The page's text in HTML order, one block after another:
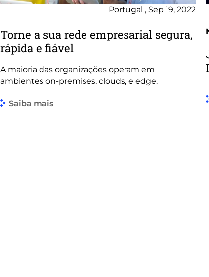
Portugal , Sep 19, 2022
Torne a sua rede empresarial segura,
rápida e fiável
A maioria das organizações operam em
ambientes on-premises, clouds, e edge.
Saiba mais